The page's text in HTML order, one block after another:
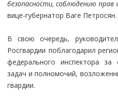
безопасности, соблюдению прав
вице-губернатор Ваге Петросян.
В свою очередь,
Росгвардии поблагодарил
федерального инспектора за
задач и полномочий,
гвардии.